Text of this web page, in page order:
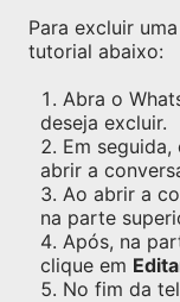
Para excluir
tutorial abaixo:
Abra o
deseja excluir.
Em
abrir a
Ao abrir a
na parte
Após, na
clique em
No fim da